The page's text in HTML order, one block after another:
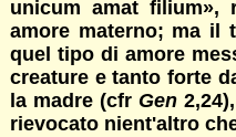
unicum amat filium»,
amore materno; ma il
quel tipo di amore
creature e tanto forte
la madre (cfr Gen
rievocato nient'altro